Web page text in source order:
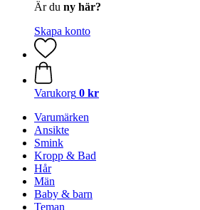
Är du ny här?
Skapa konto
Varukorg 0 kr
Varumärken
Ansikte
Smink
Kropp & Bad
Hår
Män
Baby & barn
Teman